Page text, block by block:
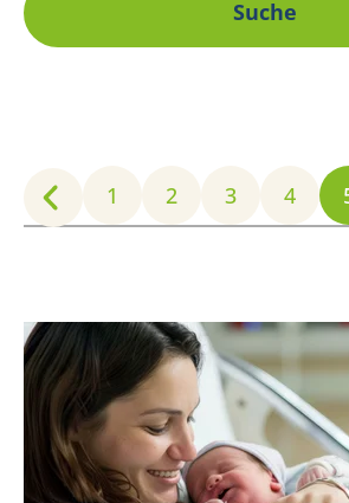
1 2 3 4